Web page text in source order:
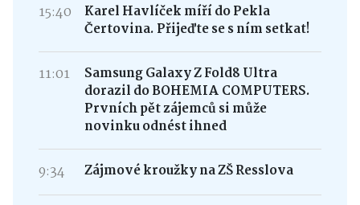
15:40
Karel Havlíček míří do Pekla
Čertovina. Přijeďte se s ním setkat!
11:01
Samsung Galaxy Z Fold8 Ultra
dorazil do BOHEMIA COMPUTERS.
Prvních pět zájemců si může
novinku odnést ihned
9:34 Zájmové kroužky na ZŠ Resslova